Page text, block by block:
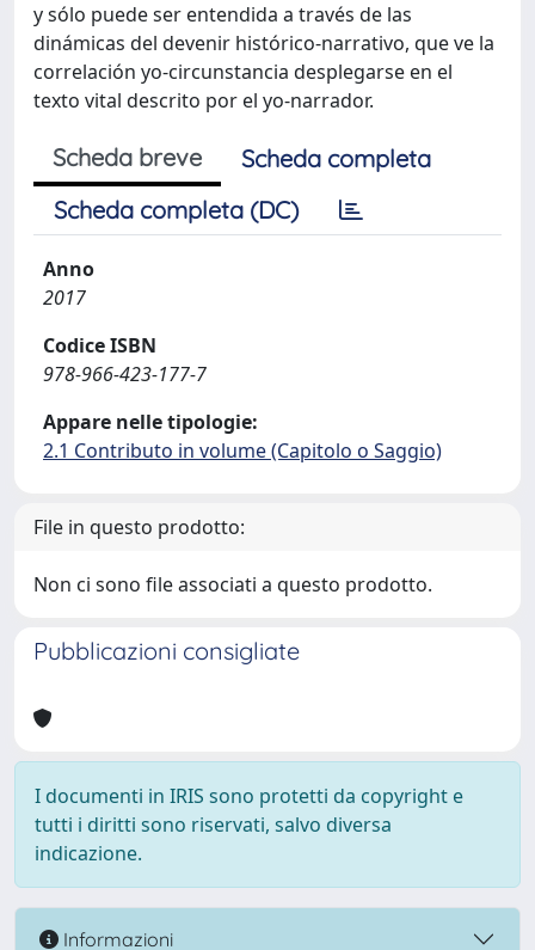
y sólo puede ser entendida a través de las
dinámicas del devenir histórico-narrativo, que ve la
correlación yo-circunstancia desplegarse en el
texto vital descrito por el yo-narrador.
Scheda breve
Scheda completa
Scheda completa (DC)
Anno
2017
Codice ISBN
978-966-423-177-7
Appare nelle tipologie:
2.1 Contributo in volume (Capitolo o Saggio)
File in questo prodotto:
Non ci sono file associati a questo prodotto.
Pubblicazioni consigliate
I documenti in IRIS sono protetti da copyright e
tutti i diritti sono riservati, salvo diversa
indicazione.
Informazioni